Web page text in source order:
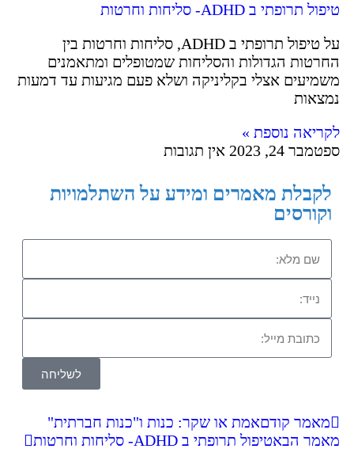
טיפול תרופתי ב ADHD- סליחות וחרטות
על טיפול תרופתי ב ADHD, סליחות וחרטות בין
החרטות הגדולות והסליחות שמטופלים ומתאמנים
משמיעים אצלי בקליניקה ושלא פעם מגיעות עד דמעות
נמצאות
לקריאה נוספת »
ספטמבר 24, 2023
אין תגובות
לקבלת מאמרים ומידע על השתלמויות
וקורסים
לשליחה
מאמר קודםאמת או שקר: כנות ו"כנות חברתית"
מאמר הבאטיפול תרופתי ב ADHD- סליחות וחרטות